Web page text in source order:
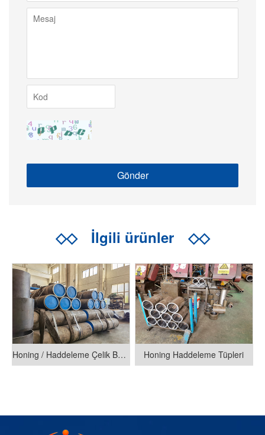
◇◇İlgili ürünler ◇◇
Honing / Haddeleme Çelik Borular Honing Haddeleme Tüpleri